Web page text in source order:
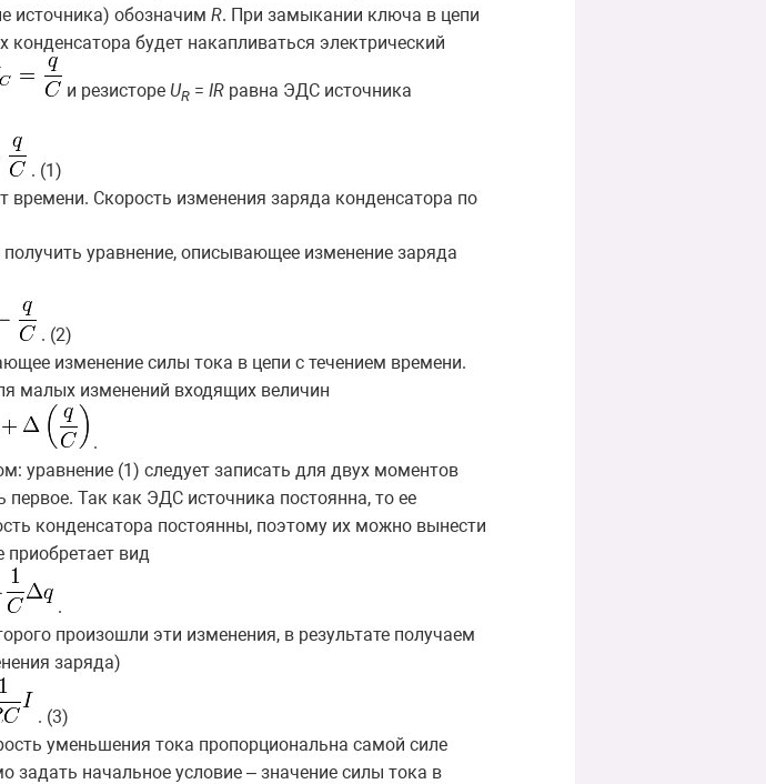
источника) обозначим R. При замыкании ключа в цепи
будет накапливаться электрический
и резисторе UR = IR равна ЭДС источника
. (1)
времени. Скорость изменения заряда конденсатора по
получить уравнение, описывающее изменение заряда
. (2)
изменение силы тока в цепи с течением времени.
малых изменений входящих величин
.
(1) следует записать для двух моментов
первое. Так как ЭДС источника постоянна, то ее
конденсатора постоянны, поэтому их можно вынести
приобретает вид
.
произошли эти изменения, в результате получаем
заряда)
. (3)
уменьшения тока пропорциональна самой силе
задать начальное условие – значение силы тока в